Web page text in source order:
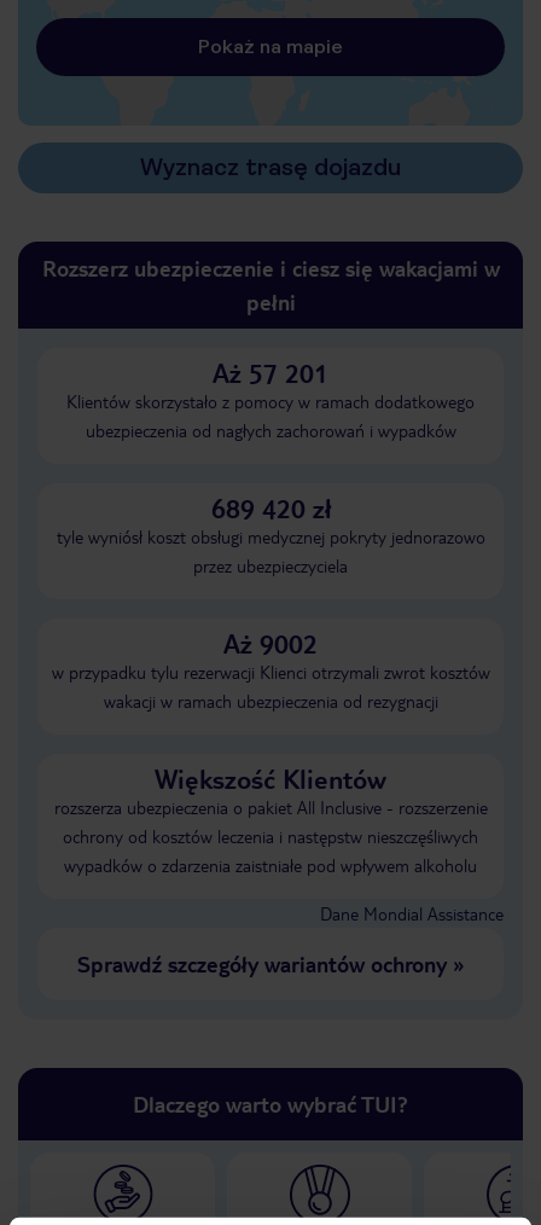
Pokaż na mapie
Wyznacz trasę dojazdu
Rozszerz ubezpieczenie i ciesz się wakacjami w
pełni
Aż 57 201
Klientów skorzystało z pomocy w ramach dodatkowego
ubezpieczenia od nagłych zachorowań i wypadków
689 420 zł
tyle wyniósł koszt obsługi medycznej pokryty jednorazowo
przez ubezpieczyciela
Aż 9002
w przypadku tylu rezerwacji Klienci otrzymali zwrot kosztów
wakacji w ramach ubezpieczenia od rezygnacji
Większość Klientów
rozszerza ubezpieczenia o pakiet All Inclusive - rozszerzenie
ochrony od kosztów leczenia i następstw nieszczęśliwych
wypadków o zdarzenia zaistniałe pod wpływem alkoholu
Dane Mondial Assistance
Sprawdź szczegóły wariantów ochrony»
Dlaczego warto wybrać TUI?